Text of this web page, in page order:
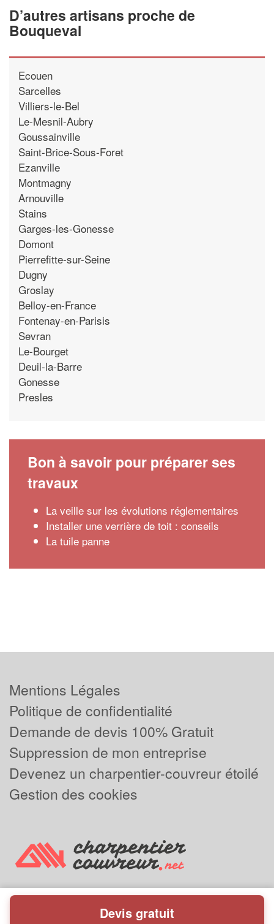
D’autres artisans proche de
Bouqueval
Ecouen
Sarcelles
Villiers-le-Bel
Le-Mesnil-Aubry
Goussainville
Saint-Brice-Sous-Foret
Ezanville
Montmagny
Arnouville
Stains
Garges-les-Gonesse
Domont
Pierrefitte-sur-Seine
Dugny
Groslay
Belloy-en-France
Fontenay-en-Parisis
Sevran
Le-Bourget
Deuil-la-Barre
Gonesse
Presles
Bon à savoir pour préparer ses
travaux
La veille sur les évolutions réglementaires
Installer une verrière de toit : conseils
La tuile panne
Mentions Légales
Politique de confidentialité
Demande de devis 100% Gratuit
Suppression de mon entreprise
Devenez un charpentier-couvreur étoilé
Gestion des cookies
Powered byPlus que pro
Devis gratuit